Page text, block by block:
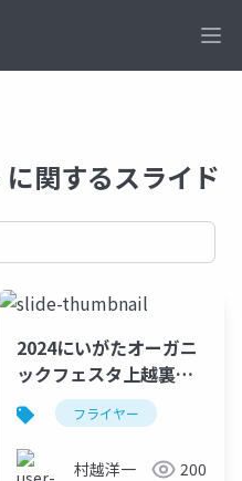
関するスライド
2024にいがたオーガニ
ックフェスタ上越裏面
「つなげよう 子どもた
ちの未来へ いのちの循
環 地域の循環」
フライヤー
村越洋一 200